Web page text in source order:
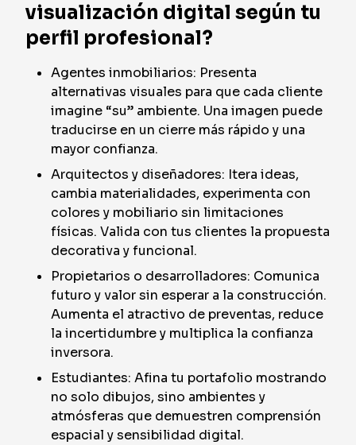
visualización digital según tu
perfil profesional?
Agentes inmobiliarios: Presenta
alternativas visuales para que cada cliente
imagine “su” ambiente. Una imagen puede
traducirse en un cierre más rápido y una
mayor confianza.
Arquitectos y diseñadores: Itera ideas,
cambia materialidades, experimenta con
colores y mobiliario sin limitaciones
físicas. Valida con tus clientes la propuesta
decorativa y funcional.
Propietarios o desarrolladores: Comunica
futuro y valor sin esperar a la construcción.
Aumenta el atractivo de preventas, reduce
la incertidumbre y multiplica la confianza
inversora.
Estudiantes: Afina tu portafolio mostrando
no solo dibujos, sino ambientes y
atmósferas que demuestren comprensión
espacial y sensibilidad digital.